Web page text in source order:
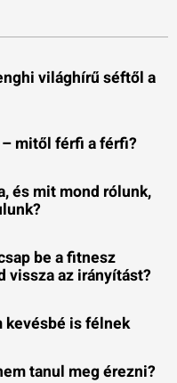
világhírű séftől a
mitől férfi a férfi?
és mit mond rólunk,
be a fitnesz
vissza az irányítást?
kevésbé is félnek
tanul meg érezni?